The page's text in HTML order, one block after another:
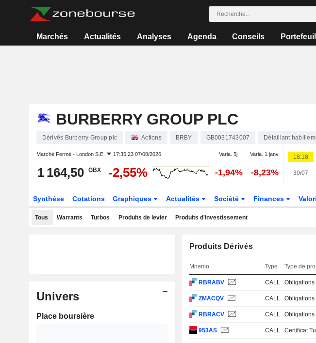
Marchés Actualités Analyses Agenda Conseils
BURBERRY GROUP PLC
Dérivés Burberry Group plc Actions BRBY GB0031743007 Détaillant
Marché Fermé - London S.E. 17:35:23 07/08/2026 Varia. 5j. Varia. 1 janv.
1 164,50 GBX -2,55% -1,94% -8,23%
18:18
30/07
Synthèse Cotations Graphiques Actualités Société Finances
Tous Warrants Turbos Produits de levier Produits d'investissement
Univers
Place boursière
Produits Dérivés
Mnemo Type Type de
RBRABV CALL
ZMACQV CALL
RBRACV CALL
953AS CALL Certificat